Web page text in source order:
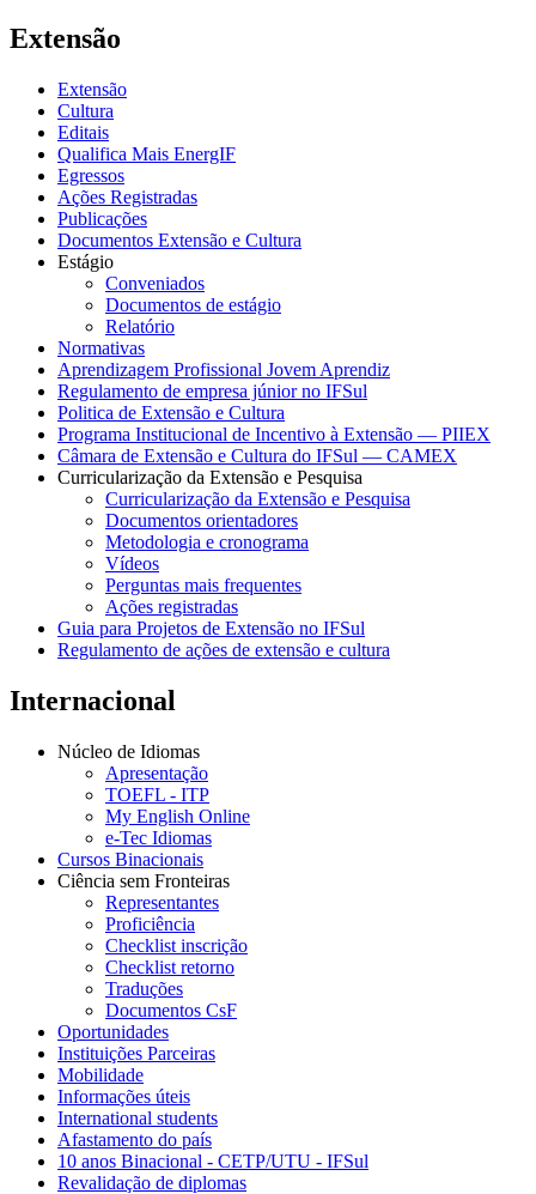
Extensão
Extensão
Cultura
Editais
Qualifica Mais EnergIF
Egressos
Ações Registradas
Publicações
Documentos Extensão e Cultura
Estágio
Conveniados
Documentos de estágio
Relatório
Normativas
Aprendizagem Profissional Jovem Aprendiz
Regulamento de empresa júnior no IFSul
Politica de Extensão e Cultura
Programa Institucional de Incentivo à Extensão — PIIEX
Câmara de Extensão e Cultura do IFSul — CAMEX
Curricularização da Extensão e Pesquisa
Curricularização da Extensão e Pesquisa
Documentos orientadores
Metodologia e cronograma
Vídeos
Perguntas mais frequentes
Ações registradas
Guia para Projetos de Extensão no IFSul
Regulamento de ações de extensão e cultura
Internacional
Núcleo de Idiomas
Apresentação
TOEFL - ITP
My English Online
e-Tec Idiomas
Cursos Binacionais
Ciência sem Fronteiras
Representantes
Proficiência
Checklist inscrição
Checklist retorno
Traduções
Documentos CsF
Oportunidades
Instituições Parceiras
Mobilidade
Informações úteis
International students
Afastamento do país
10 anos Binacional - CETP/UTU - IFSul
Revalidação de diplomas